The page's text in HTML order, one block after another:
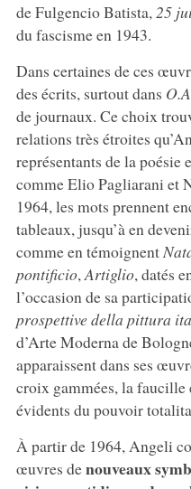
de Fulgencio Batista,25
du fascisme en 1943.
Dans certaines de ces
des écrits, surtout dans
de journaux. Ce choix
relations très étroites
représentants de la
comme Elio Pagliarani et
1964, les mots prennent
tableaux, jusqu’à en
comme en témoignent
pontificio,Artiglio, datés
l’occasion de sa
prospettive della pittura
d’Arte Moderna de
apparaissent dans ses
croix gammées, la faucille
évidents du pouvoir
À partir de 1964, Angeli
œuvres denouveaux